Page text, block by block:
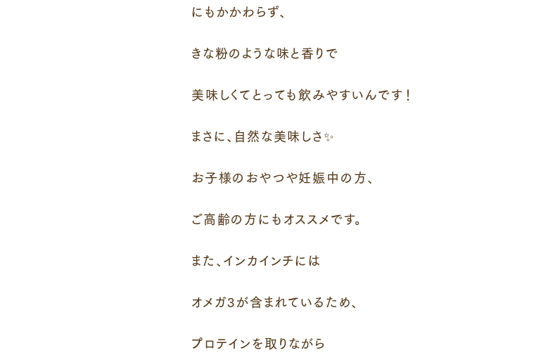
にもかかわらず、
きな粉のような味と香りで
美味しくてとっても飲みやすいんです！
まさに、自然な美味しさ✨
お子様のおやつや妊娠中の方、
ご高齢の方にもオススメです。
また、インカインチには
オメガ3が含まれているため、
プロテインを取りながら